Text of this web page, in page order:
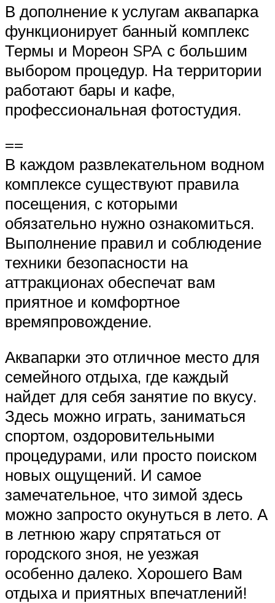
В дополнение к услугам аквапарка
функционирует банный комплекс
Термы и Мореон SPA с большим
выбором процедур. На территории
работают бары и кафе,
профессиональная фотостудия.
==
В каждом развлекательном водном
комплексе существуют правила
посещения, с которыми
обязательно нужно ознакомиться.
Выполнение правил и соблюдение
техники безопасности на
аттракционах обеспечат вам
приятное и комфортное
времяпровождение.
Аквапарки это отличное место для
семейного отдыха, где каждый
найдет для себя занятие по вкусу.
Здесь можно играть, заниматься
спортом, оздоровительными
процедурами, или просто поиском
новых ощущений. И самое
замечательное, что зимой здесь
можно запросто окунуться в лето. А
в летнюю жару спрятаться от
городского зноя, не уезжая
особенно далеко. Хорошего Вам
отдыха и приятных впечатлений!